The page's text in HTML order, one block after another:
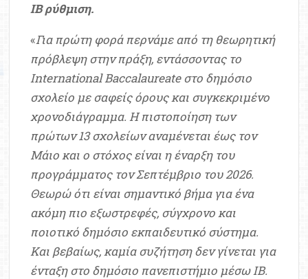
ΙΒ ρύθμιση.
«Για πρώτη φορά περνάμε από τη θεωρητική
πρόβλεψη στην πράξη, εντάσσοντας το
International Baccalaureate στο δημόσιο
σχολείο με σαφείς όρους και συγκεκριμένο
χρονοδιάγραμμα. Η πιστοποίηση των
πρώτων 13 σχολείων αναμένεται έως τον
Μάιο και ο στόχος είναι η έναρξη του
προγράμματος τον Σεπτέμβριο του 2026.
Θεωρώ ότι είναι σημαντικό βήμα για ένα
ακόμη πιο εξωστρεφές, σύγχρονο και
ποιοτικό δημόσιο εκπαιδευτικό σύστημα.
Και βεβαίως, καμία συζήτηση δεν γίνεται για
ένταξη στο δημόσιο πανεπιστήμιο μέσω ΙΒ.